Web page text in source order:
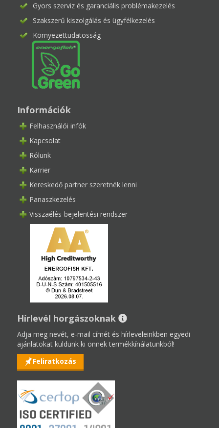
Gyors szerviz és garanciális problémakezelés
Szakszerű kiszolgálás és ügyfélkezelés
Környezettudatosság
Információk
Felhasználói infók
Kapcsolat
Rólunk
Karrier
Kereskedő partner szeretnék lenni
Panaszkezelés
Visszaélés-bejelentési rendszer
Hírlevél horgászoknak
Adja meg nevét, e-mail címét és hírleveleinkben egyedi
ajánlatokat küldünk ki önnek termékkínálatunkból!
Feliratkozás